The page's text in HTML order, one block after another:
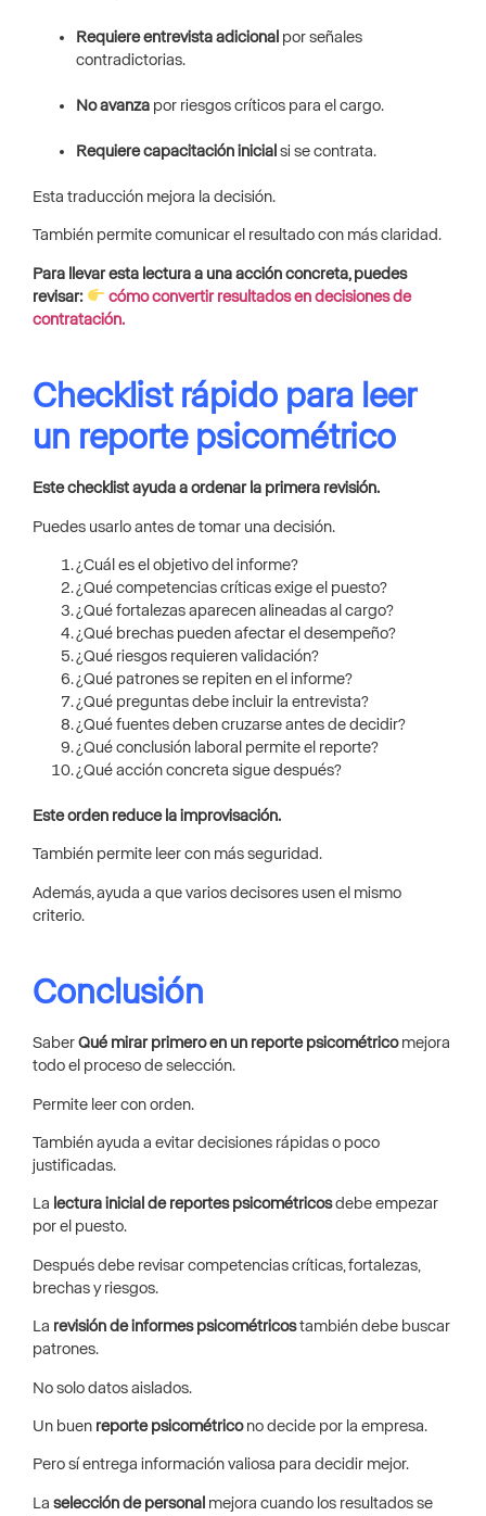
Requiere entrevista adicional por señales
contradictorias.
No avanza por riesgos críticos para el cargo.
Requiere capacitación inicial si se contrata.
Esta traducción mejora la decisión.
También permite comunicar el resultado con más claridad.
Para llevar esta lectura a una acción concreta, puedes
revisar:
cómo convertir resultados en decisiones de
contratación.
Checklist rápido para leer
un reporte psicométrico
Este checklist ayuda a ordenar la primera revisión.
Puedes usarlo antes de tomar una decisión.
¿Cuál es el objetivo del informe?
¿Qué competencias críticas exige el puesto?
¿Qué fortalezas aparecen alineadas al cargo?
¿Qué brechas pueden afectar el desempeño?
¿Qué riesgos requieren validación?
¿Qué patrones se repiten en el informe?
¿Qué preguntas debe incluir la entrevista?
¿Qué fuentes deben cruzarse antes de decidir?
¿Qué conclusión laboral permite el reporte?
¿Qué acción concreta sigue después?
Este orden reduce la improvisación.
También permite leer con más seguridad.
Además, ayuda a que varios decisores usen el mismo
criterio.
Conclusión
Saber Qué mirar primero en un reporte psicométricomejora
todo el proceso de selección.
Permite leer con orden.
También ayuda a evitar decisiones rápidas o poco
justificadas.
La lectura inicial de reportes psicométricosdebe empezar
por el puesto.
Después debe revisar competencias críticas, fortalezas,
brechas y riesgos.
La revisión de informes psicométricostambién debe buscar
patrones.
No solo datos aislados.
Un buen reporte psicométricono decide por la empresa.
Pero sí entrega información valiosa para decidir mejor.
La selección de personal mejora cuando los resultados se